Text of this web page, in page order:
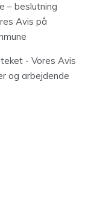
– beslutning
Avis på
- Vores Avis
og arbejdende